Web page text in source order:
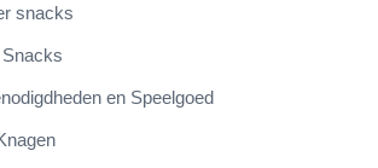
snacks
en Speelgoed